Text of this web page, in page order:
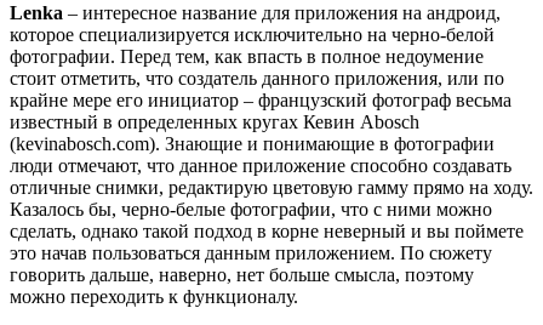
Lenka – интересное название для приложения на андроид,
которое специализируется исключительно на черно-белой
фотографии. Перед тем, как впасть в полное недоумение
стоит отметить, что создатель данного приложения, или по
крайне мере его инициатор – французский фотограф весьма
известный в определенных кругах Кевин Abosch
(kevinabosch.com). Знающие и понимающие в фотографии
люди отмечают, что данное приложение способно создавать
отличные снимки, редактирую цветовую гамму прямо на ходу.
Казалось бы, черно-белые фотографии, что с ними можно
сделать, однако такой подход в корне неверный и вы поймете
это начав пользоваться данным приложением. По сюжету
говорить дальше, наверно, нет больше смысла, поэтому
можно переходить к функционалу.